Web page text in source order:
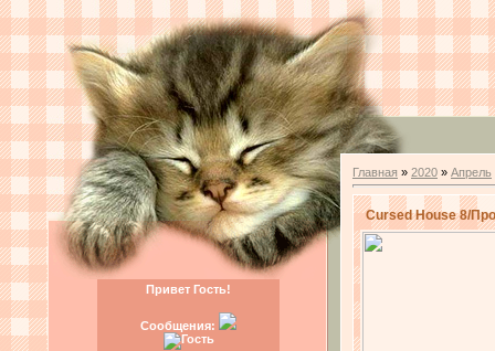
Привет Гость!
Сообщения:
Главная » 2020 » Апрель
Cursed House 8/